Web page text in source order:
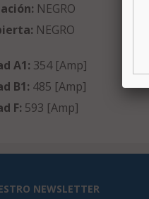
NEGRO
NEGRO
A1: 354 [Amp]
B1: 485 [Amp]
F: 593 [Amp]
NEWSLETTER